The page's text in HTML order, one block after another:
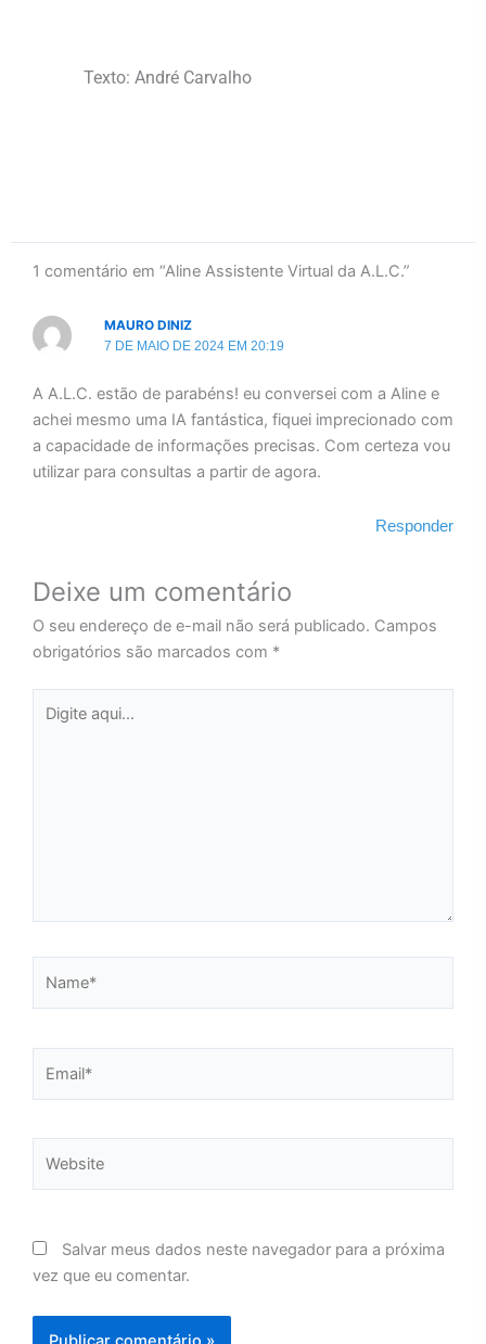
Texto: André Carvalho
1 comentário em “Aline Assistente Virtual da A.L.C.”
MAURO DINIZ
7 DE MAIO DE 2024 EM 20:19
A A.L.C. estão de parabéns! eu conversei com a Aline e
achei mesmo uma IA fantástica, fiquei imprecionado com
a capacidade de informações precisas. Com certeza vou
utilizar para consultas a partir de agora.
Responder
Deixe um comentário
O seu endereço de e-mail não será publicado. Campos
obrigatórios são marcados com *
aqui...
Salvar meus dados neste navegador para a próxima
vez que eu comentar.